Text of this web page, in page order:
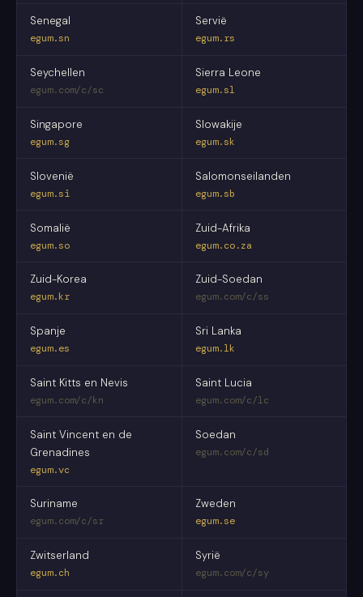
Senegal
egum.sn
Servië
egum.rs
Seychellen
egum.com/c/sc
Sierra Leone
egum.sl
Singapore
egum.sg
Slowakije
egum.sk
Slovenië
egum.si
Salomonseilanden
egum.sb
Somalië
egum.so
Zuid-Afrika
egum.co.za
Zuid-Korea
egum.kr
Zuid-Soedan
egum.com/c/ss
Spanje
egum.es
Sri Lanka
egum.lk
Saint Kitts en Nevis
egum.com/c/kn
Saint Lucia
egum.com/c/lc
Saint Vincent en de
Grenadines
egum.vc
Soedan
egum.com/c/sd
Suriname
egum.com/c/sr
Zweden
egum.se
Zwitserland
egum.ch
Syrië
egum.com/c/sy